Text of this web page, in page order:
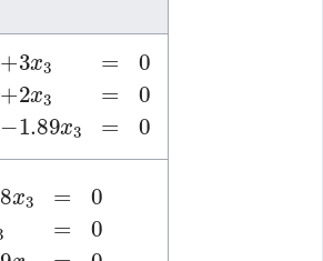
+3x3= 0x 1
04x1+ x2